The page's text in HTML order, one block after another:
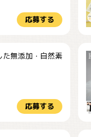
応募する
た無添加・自然素
応募する